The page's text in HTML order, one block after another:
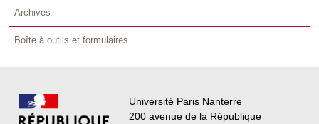
Archives
Boîte à outils et formulaires
Université Paris Nanterre
200 avenue de la République